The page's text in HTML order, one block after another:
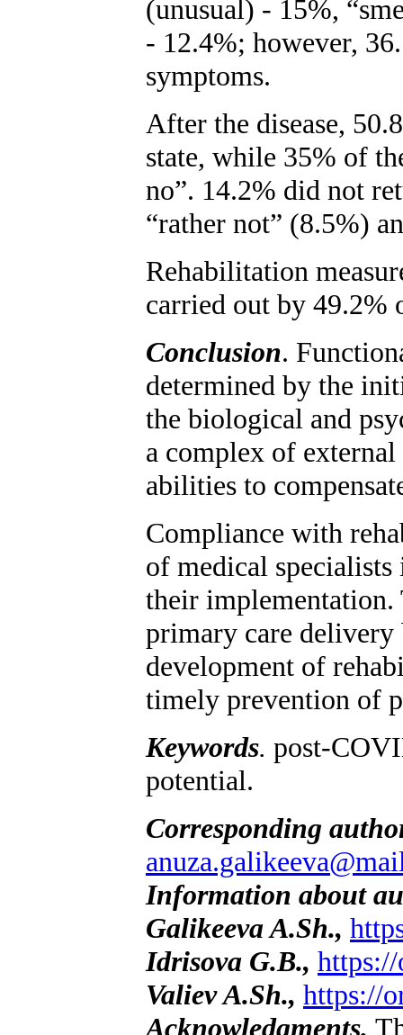
(unusual) - 15%,
- 12.4%; however,
symptoms.
After the disease,
state, while 35% of
no”. 14.2% did not
“rather not” (8.5%)
Rehabilitation
carried out by 49.2%
Conclusion.
determined by the
the biological and
a complex of
abilities to
Compliance with
of medical
their implementation.
primary care delivery
development of
timely prevention of
Keywords. post-
potential.
Corresponding
Information about
Galikeeva A.Sh.,
Idrisova G.B.,
Valiev A.Sh., https://
Acknowledgments.